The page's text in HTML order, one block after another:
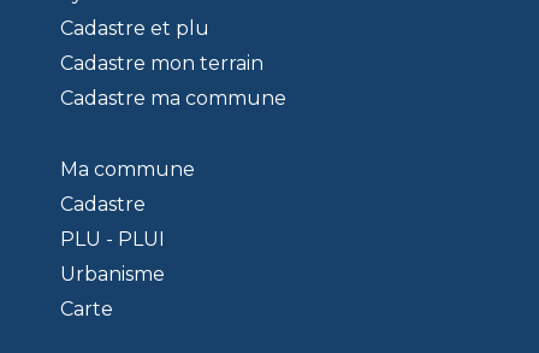
Cadastre et plu
Cadastre mon terrain
Cadastre ma commune
Ma commune
Cadastre
PLU - PLUI
Urbanisme
Carte